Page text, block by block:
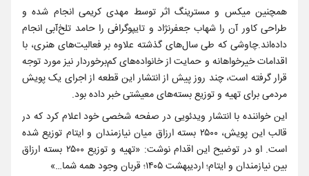
همچنین میکس و مسترینگ اثر توسط مهدی کریمی انجام شده و
طراحی کاور آن را شهاب جعفرنژاد و تایپوگرافی را حامد تلخ‌آبی انجام
داده‌اند.چاوشی که طی سال‌های گذشته علاوه بر فعالیت‌های هنری، با
اقدامات خیرخواهانه و حمایت از خانواده‌های کم‌برخوردار نیز مورد توجه
قرار گرفته است، چند روز پیش از انتشار این قطعه از اجرای یک پویش
مردمی برای تهیه و توزیع بسته‌های معیشتی خبر داده بود.
این خواننده با انتشار ویدئویی در صفحه شخصی خود اعلام کرد که در
قالب این پویش، ۲۵۰۰ بسته ارزاق میان نیازمندان و ایتام توزیع شده
است. او در توضیح این اقدام نوشت: «تهیه و توزیع ۲۵۰۰ بسته ارزاق
بین نیازمندان و ایتام؛ اردیبهشت ۱۴۰۵؛ قربان وجود همه شما…»